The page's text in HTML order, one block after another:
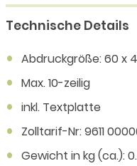
Technische Details
Abdruckgröße: 60 x
Max. 10-zeilig
inkl. Textplatte
Zolltarif-Nr: 9611
Gewicht in kg (ca.):